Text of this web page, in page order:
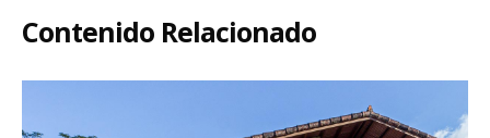
Contenido Relacionado